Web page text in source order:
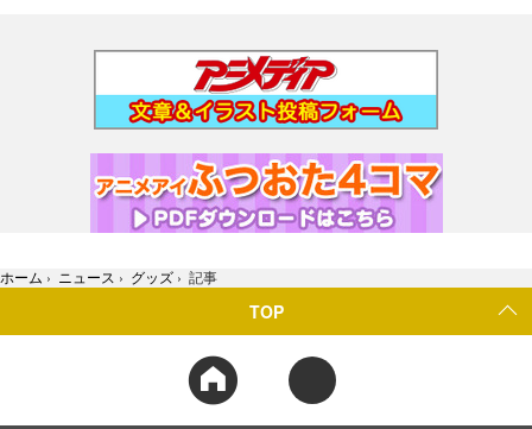
ホーム › ニュース › グッズ › 記事
TOP